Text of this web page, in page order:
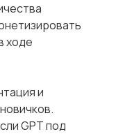
ходе
и
GPT под